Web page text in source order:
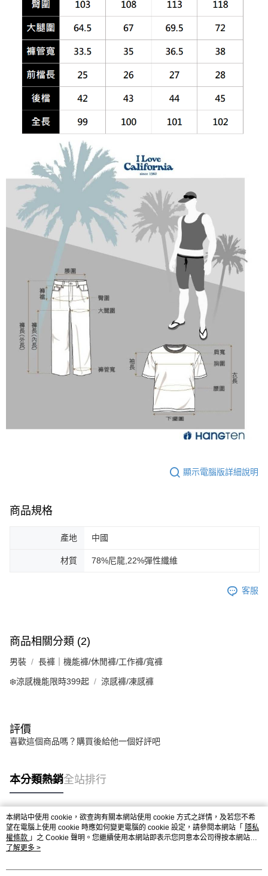
顯示電腦版詳細說明
商品規格
產地 中國
材質 78%尼龍,22%彈性纖維
客服
商品相關分類 (2)
男裝 長褲｜機能褲/休閒褲/工作褲/寬褲
❄️涼感機能限時399起 涼感褲/凍感褲
評價
喜歡這個商品嗎？購買後給他一個好評吧
本分類熱銷全站排行
熱門標籤
本網站中使用 cookie，欲查詢有關本網站使用 cookie 方式之詳情，及若您不希
望在電腦上使用 cookie 時應如何變更電腦的 cookie 設定，請參閱本網站「 隱私
權條款 」之 Cookie 聲明。您繼續使用本網站即表示您同意本公司得按本網站使
用條款之 Cookie 聲明使用 cookie。
了解更多 >